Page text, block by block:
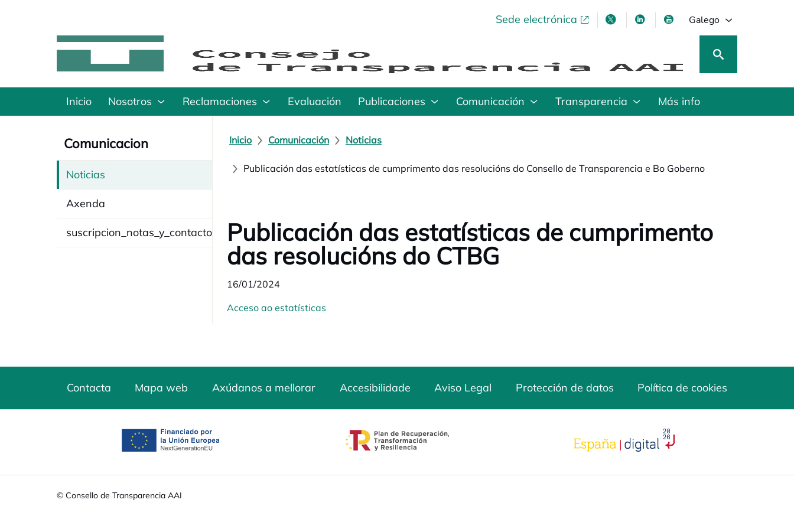
Sede electrónicaopens in a new tabopens in a new tab
opens in a new tab
opens in a new tab
Galego
Inicio Nosotros Reclamaciones Evaluación Publicaciones Comunicación Transparencia Más info
Comunicacion
Noticias
Axenda
suscripcion_notas_y_contacto
Inicio Comunicación Noticias
Publicación das estatísticas de cumprimento das resolucións do Consello de Transparencia e Bo Goberno
Publicación das estatísticas de cumprimento
das resolucións do CTBG
16/01/2024
Acceso ao estatísticas
Contacta Mapa web Axúdanos a mellorar Accesibilidade Aviso Legal Protección de datos Política de cookies
opens in a new tab opens in a new tab opens in a new tab
© Consello de Transparencia AAI